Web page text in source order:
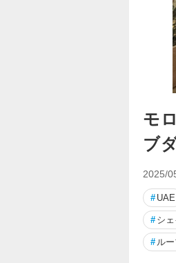
モ
ブ
2025/
# UAE
# シ
# ル